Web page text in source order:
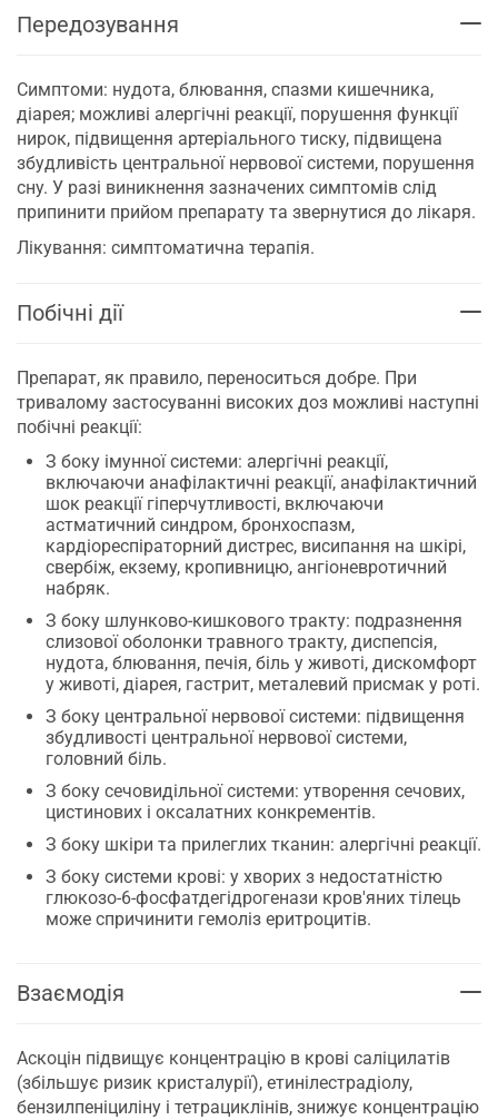
Передозування
Симптоми: нудота, блювання, спазми кишечника,
діарея; можливі алергічні реакції, порушення функції
нирок, підвищення артеріального тиску, підвищена
збудливість центральної нервової системи, порушення
сну. У разі виникнення зазначених симптомів слід
припинити прийом препарату та звернутися до лікаря.
Лікування: симптоматична терапія.
Побічні дії
Препарат, як правило, переноситься добре. При
тривалому застосуванні високих доз можливі наступні
побічні реакції:
З боку імунної системи: алергічні реакції,
включаючи анафілактичні реакції, анафілактичний
шок реакції гіперчутливості, включаючи
астматичний синдром, бронхоспазм,
кардіореспіраторний дистрес, висипання на шкірі,
свербіж, екзему, кропивницю, ангіоневротичний
набряк.
З боку шлунково-кишкового тракту: подразнення
слизової оболонки травного тракту, диспепсія,
нудота, блювання, печія, біль у животі, дискомфорт
у животі, діарея, гастрит, металевий присмак у роті.
З боку центральної нервової системи: підвищення
збудливості центральної нервової системи,
головний біль.
З боку сечовидільної системи: утворення сечових,
цистинових і оксалатних конкрементів.
З боку шкіри та прилеглих тканин: алергічні реакції.
З боку системи крові: у хворих з недостатністю
глюкозо-6-фосфатдегідрогенази кров'яних тілець
може спричинити гемоліз еритроцитів.
Взаємодія
Аскоцін підвищує концентрацію в крові саліцилатів
(збільшує ризик кристалурії), етинілестрадіолу,
бензилпеніциліну і тетрациклінів, знижує концентрацію